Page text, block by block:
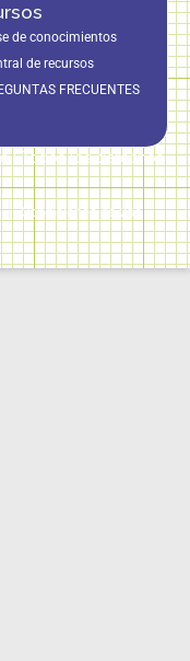
de conocimientos
de recursos
FRECUENTES
| Todos los derechos
Condiciones de uso